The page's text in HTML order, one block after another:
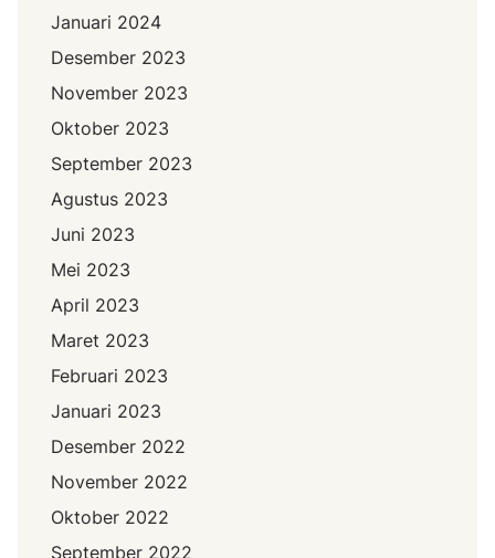
Januari 2024
Desember 2023
November 2023
Oktober 2023
September 2023
Agustus 2023
Juni 2023
Mei 2023
April 2023
Maret 2023
Februari 2023
Januari 2023
Desember 2022
November 2022
Oktober 2022
September 2022